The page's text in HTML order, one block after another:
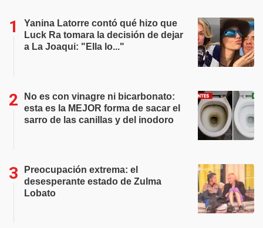
Yanina Latorre contó qué hizo que
Luck Ra tomara la decisión de dejar
a La Joaqui: "Ella lo..."
No es con vinagre ni bicarbonato:
esta es la MEJOR forma de sacar el
sarro de las canillas y del inodoro
Preocupación extrema: el
desesperante estado de Zulma
Lobato